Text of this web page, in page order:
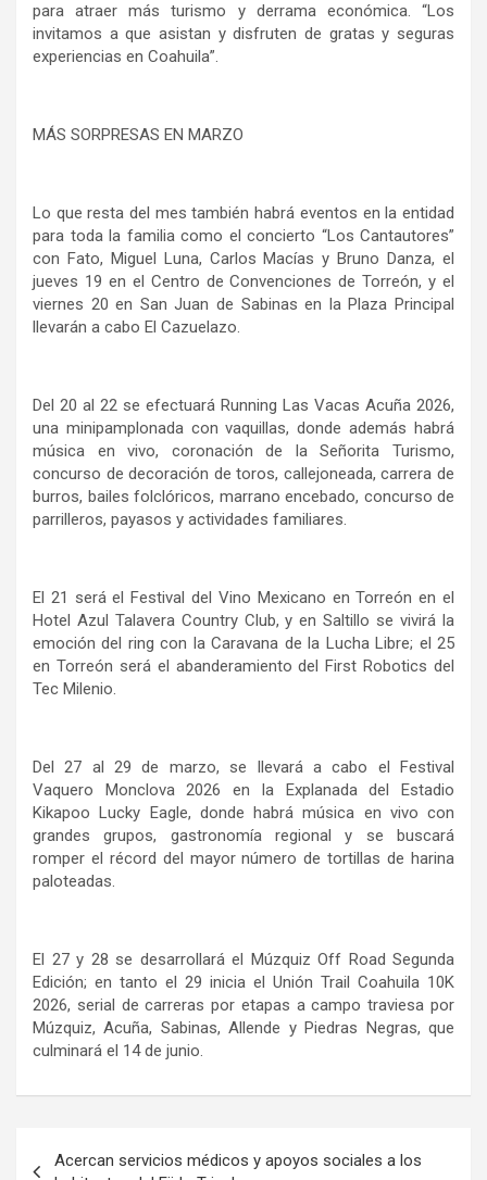
para atraer más turismo y derrama económica. “Los
invitamos a que asistan y disfruten de gratas y seguras
experiencias en Coahuila”.
MÁS SORPRESAS EN MARZO
Lo que resta del mes también habrá eventos en la entidad
para toda la familia como el concierto “Los Cantautores”
con Fato, Miguel Luna, Carlos Macías y Bruno Danza, el
jueves 19 en el Centro de Convenciones de Torreón, y el
viernes 20 en San Juan de Sabinas en la Plaza Principal
llevarán a cabo El Cazuelazo.
Del 20 al 22 se efectuará Running Las Vacas Acuña 2026,
una minipamplonada con vaquillas, donde además habrá
música en vivo, coronación de la Señorita Turismo,
concurso de decoración de toros, callejoneada, carrera de
burros, bailes folclóricos, marrano encebado, concurso de
parrilleros, payasos y actividades familiares.
El 21 será el Festival del Vino Mexicano en Torreón en el
Hotel Azul Talavera Country Club, y en Saltillo se vivirá la
emoción del ring con la Caravana de la Lucha Libre; el 25
en Torreón será el abanderamiento del First Robotics del
Tec Milenio.
Del 27 al 29 de marzo, se llevará a cabo el Festival
Vaquero Monclova 2026 en la Explanada del Estadio
Kikapoo Lucky Eagle, donde habrá música en vivo con
grandes grupos, gastronomía regional y se buscará
romper el récord del mayor número de tortillas de harina
paloteadas.
El 27 y 28 se desarrollará el Múzquiz Off Road Segunda
Edición; en tanto el 29 inicia el Unión Trail Coahuila 10K
2026, serial de carreras por etapas a campo traviesa por
Múzquiz, Acuña, Sabinas, Allende y Piedras Negras, que
culminará el 14 de junio.
Acercan servicios médicos y apoyos sociales a los